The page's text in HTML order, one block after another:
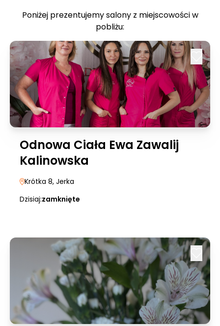
Poniżej prezentujemy salony z miejscowości w
pobliżu:
Odnowa Ciała Ewa Zawalij
Kalinowska
Krótka 8, Jerka
Dzisiaj:zamknięte